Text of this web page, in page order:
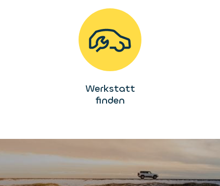
Werkstatt
finden